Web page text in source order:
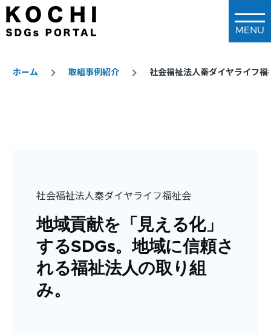
メインコンテンツに移動
ホーム 取組事例紹介 社会福祉法人秦ダイヤライフ福
社会福祉法人秦ダイヤライフ福祉会
地域貢献を「見える化」
するSDGs。地域に信頼さ
れる福祉法人の取り組
み。